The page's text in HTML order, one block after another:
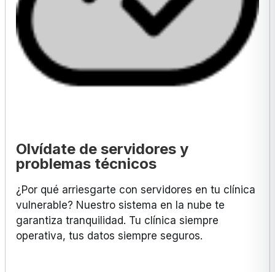
Olvídate de servidores y
problemas técnicos
¿Por qué arriesgarte con servidores en tu clínica
vulnerable? Nuestro sistema en la nube te
garantiza tranquilidad. Tu clínica siempre
operativa, tus datos siempre seguros.